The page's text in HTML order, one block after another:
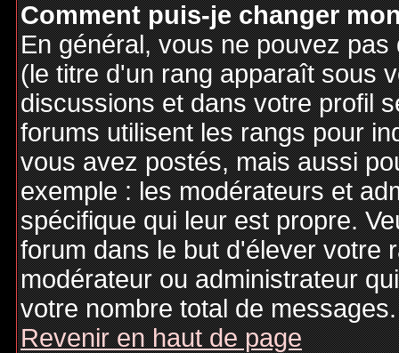
Comment puis-je changer
En général, vous ne pouvez
(le titre d'un rang apparaît sous
discussions et dans votre profil
forums utilisent les rangs pour
vous avez postés, mais aussi
exemple : les modérateurs et
spécifique qui leur est propre.
forum dans le but d'élever votre
modérateur ou administrateur
votre nombre total de messages.
Revenir en haut de page